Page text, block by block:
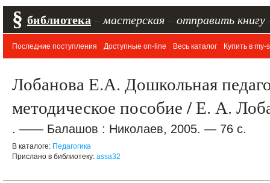
§ библиотека мастерская отправить книгу
Последние поступления Доступные on-line Весь каталог Купить в my-
Лобанова Е.А. Дошкольная
методическое пособие / Е. А.
. —— Балашов : Николаев, 2005. — 76 с.
В каталоге: Педагогика
Прислано в библиотеку: assa32